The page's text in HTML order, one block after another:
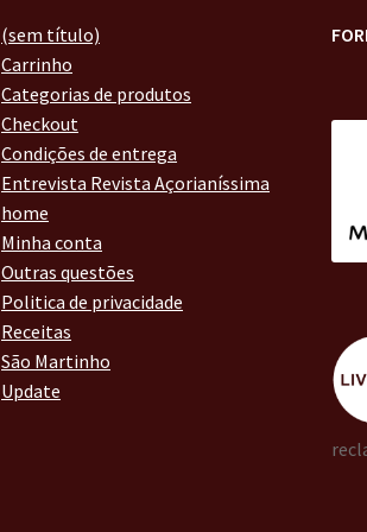
(sem título)
Carrinho
Categorias de produtos
Checkout
Condições de entrega
Entrevista Revista Açorianíssima
home
Minha conta
Outras questões
Politica de privacidade
Receitas
São Martinho
Update